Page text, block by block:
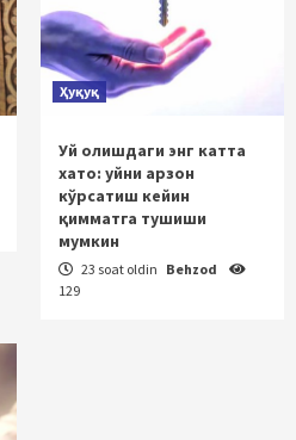
Ҳуқуқ
Уй олишдаги энг катта
хато: уйни арзон
кўрсатиш кейин
қимматга тушиши
мумкин
23 soat oldin Behzod
129